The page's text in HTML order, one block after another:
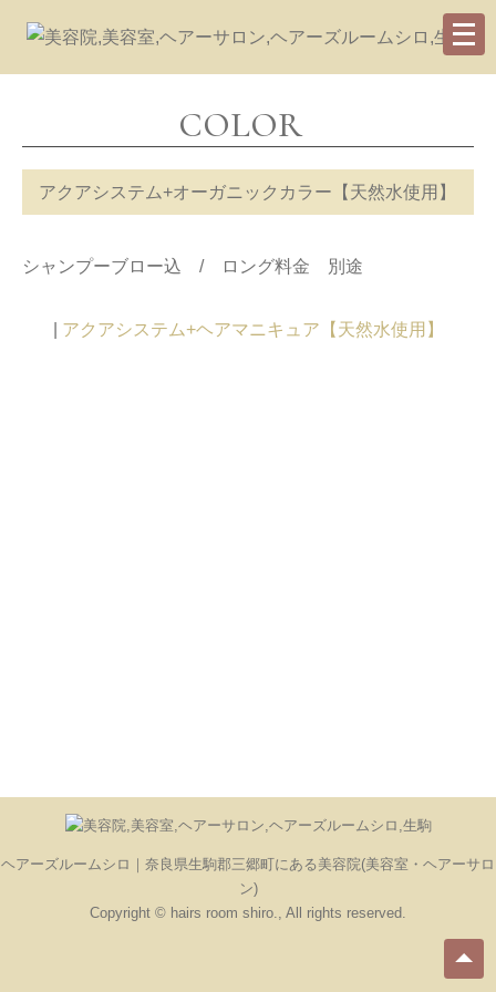
COLOR
アクアシステム+オーガニックカラー【天然水使用】
シャンプーブロー込 / ロング料金 別途
アクアシステム+ヘアマニキュア【天然水使用】
ヘアーズルームシロ｜奈良県生駒郡三郷町にある美容院(美容室・ヘアーサロ
ン)
Copyright © hairs room shiro., All rights reserved.